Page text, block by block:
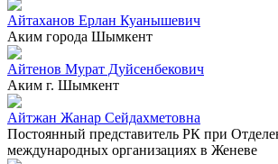
Айтаханов Ерлан Куанышевич
Аким города Шымкент
Айтенов Мурат Дуйсенбекович
Аким г. Шымкент
Айтжан Жанар Сейдахметовна
Постоянный представитель РК при
международных организациях в Женеве